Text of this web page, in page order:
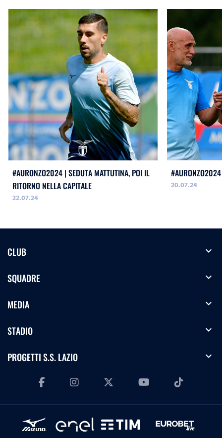
#AURONZO2024 | SEDUTA MATTUTINA, POI IL
RITORNO NELLA CAPITALE
22.07.24
20.07.24
CLUB expand_more
SQUADRE expand_more
MEDIA expand_more
STADIO expand_more
PROGETTI S.S. LAZIO expand_more